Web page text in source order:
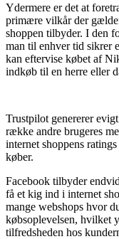
Ydermere er det at
primære vilkår der
shoppen tilbyder. I den
man til enhver tid sikrer
kan eftervise købet af
indkøb til en herre eller
Trustpilot genererer
række andre brugeres
internet shoppens
køber.
Facebook tilbyder
få et kig ind i internet
mange webshops hvor
købsoplevelsen, hvilket
tilfredsheden hos